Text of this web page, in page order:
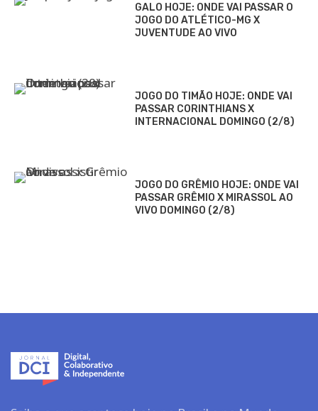
GALO HOJE: ONDE VAI PASSAR O
JOGO DO ATLÉTICO-MG X
JUVENTUDE AO VIVO
JOGO DO TIMÃO HOJE: ONDE VAI
PASSAR CORINTHIANS X
INTERNACIONAL DOMINGO (2/8)
JOGO DO GRÊMIO HOJE: ONDE VAI
PASSAR GRÊMIO X MIRASSOL AO
VIVO DOMINGO (2/8)